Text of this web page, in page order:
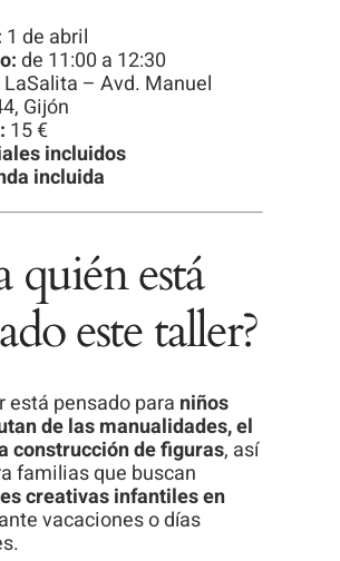
1 de abril
de 11:00 a 12:30
LaSalita – Avd. Manuel
Gijón
15 €
incluidos
incluida
quién está
este taller?
está pensado para niños
de las manualidades, el
construcción de figuras, así
familias que buscan
creativas infantiles en
vacaciones o días